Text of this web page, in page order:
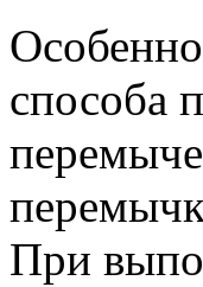
способа
При